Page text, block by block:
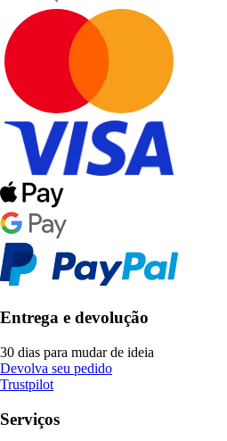
Entrega e devolução
30 dias para mudar de ideia
Devolva seu pedido
Trustpilot
Serviços